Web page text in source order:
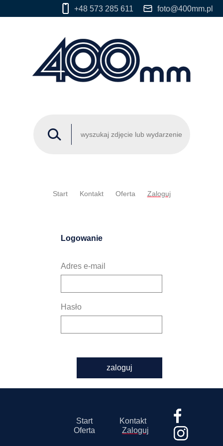
+48 573 285 611 foto@400mm.pl
Start Kontakt Oferta Zaloguj
Logowanie
Adres e-mail
Hasło
zaloguj
Start
Kontakt
Oferta
Zaloguj